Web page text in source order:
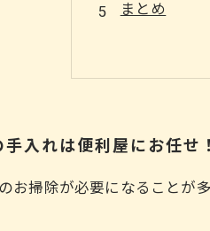
まとめ
入れは便利屋にお任せ
お掃除が必要になることが